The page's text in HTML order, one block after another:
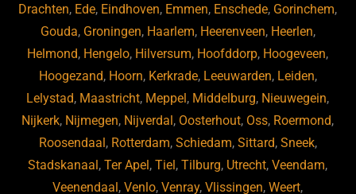
Drachten, Ede, Eindhoven, Emmen, Enschede, Gorinchem,
Gouda, Groningen, Haarlem, Heerenveen, Heerlen,
Helmond, Hengelo, Hilversum, Hoofddorp, Hoogeveen,
Hoogezand, Hoorn, Kerkrade, Leeuwarden, Leiden,
Lelystad, Maastricht, Meppel, Middelburg, Nieuwegein,
Nijkerk, Nijmegen, Nijverdal, Oosterhout, Oss, Roermond,
Roosendaal, Rotterdam, Schiedam, Sittard, Sneek,
Stadskanaal,Ter Apel,Tiel,Tilburg, Utrecht,Veendam,
Veenendaal,Venlo,Venray,Vlissingen,Weert,